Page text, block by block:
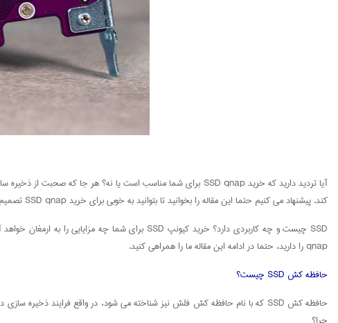
کند. پیشنهاد می کنیم حتما این مقاله را بخوانید تا بتوانید به خوبی برای خرید SSD qnap تصمیم گیری کنید.
qnap را دارید، حتما در ادامه این مقاله ما را همراهی کنید.
حافظه کش SSD چیست؟